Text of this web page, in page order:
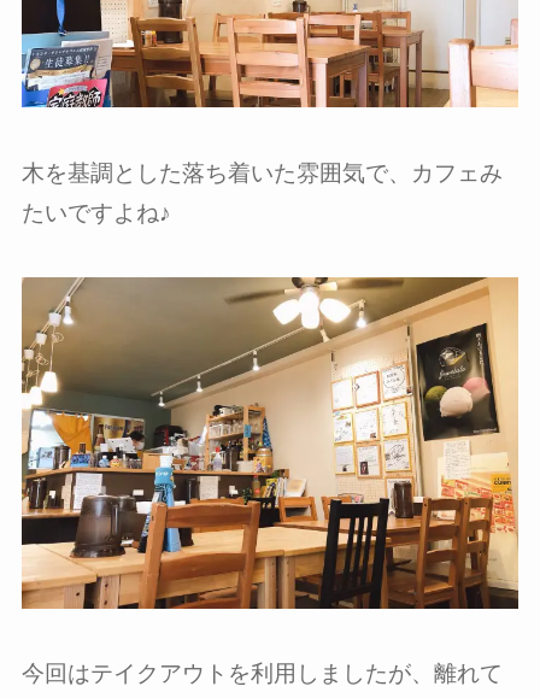
木を基調とした落ち着いた雰囲気で、カフェみ
たいですよね♪
今回はテイクアウトを利用しましたが、離れて